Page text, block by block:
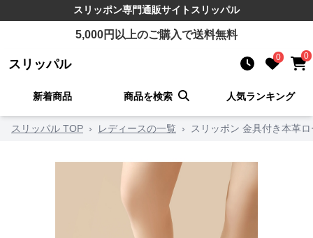
スリッポン専門通販サイト スリッパル
5,000円以上のご購入で送料無料
スリッパル 0 0
新着商品 商品を検索 人気ランキング
スリッパル TOP › レディースの一覧 › スリッポン 金具付き本革